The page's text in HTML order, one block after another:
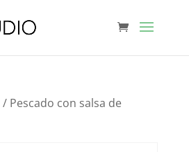
/ Pescado con salsa de